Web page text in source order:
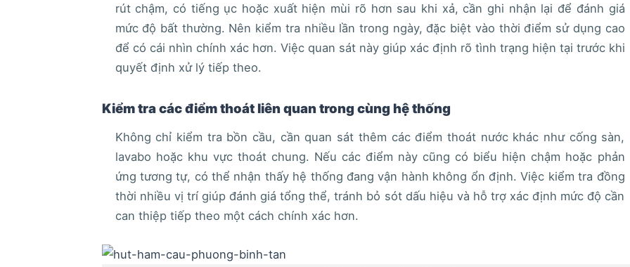
rút chậm, có tiếng ục hoặc xuất hiện mùi rõ hơn sau khi xả, cần ghi nhận lại để đánh giá
mức độ bất thường. Nên kiểm tra nhiều lần trong ngày, đặc biệt vào thời điểm sử dụng cao
để có cái nhìn chính xác hơn. Việc quan sát này giúp xác định rõ tình trạng hiện tại trước khi
quyết định xử lý tiếp theo.
Kiểm tra các điểm thoát liên quan trong cùng hệ thống
Không chỉ kiểm tra bồn cầu, cần quan sát thêm các điểm thoát nước khác như cống sàn,
lavabo hoặc khu vực thoát chung. Nếu các điểm này cũng có biểu hiện chậm hoặc phản
ứng tương tự, có thể nhận thấy hệ thống đang vận hành không ổn định. Việc kiểm tra đồng
thời nhiều vị trí giúp đánh giá tổng thể, tránh bỏ sót dấu hiệu và hỗ trợ xác định mức độ cần
can thiệp tiếp theo một cách chính xác hơn.